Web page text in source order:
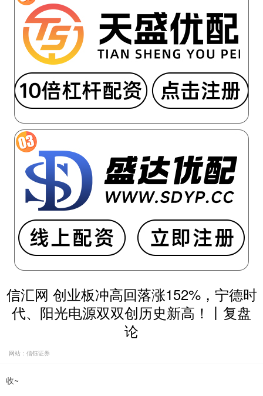
信汇网 创业板冲高回落涨152%，宁德时
代、阳光电源双双创历史新高！丨复盘
论
网站：信钰证券
收~